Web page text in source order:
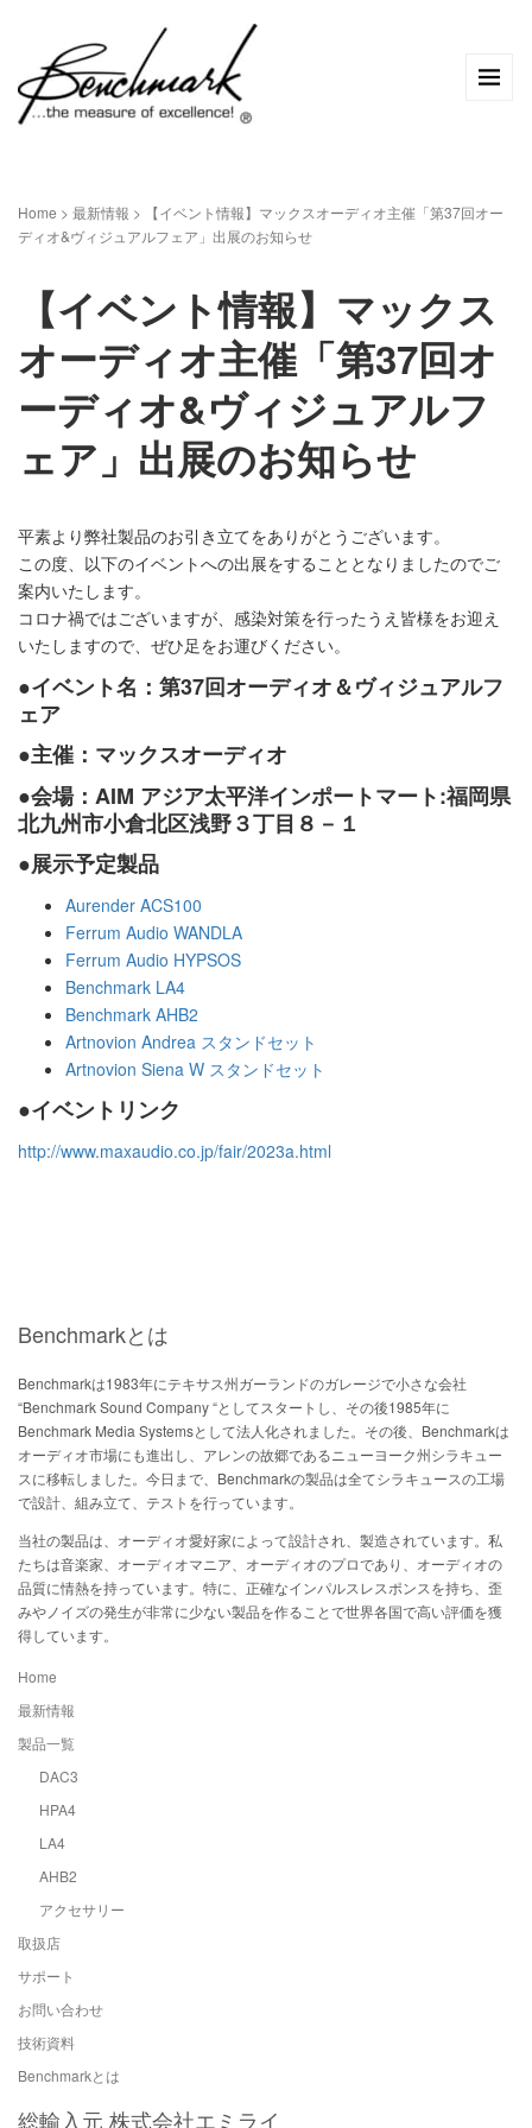
Home > 最新情報 >
【イベント情報】マックスオーディオ主催「第37回オー
ディオ&ヴィジュアルフェア」出展のお知らせ
【イベント情報】マックス
オーディオ主催「第37回オ
ーディオ&ヴィジュアルフ
ェア」出展のお知らせ
平素より弊社製品のお引き立てをありがとうございます。
この度、以下のイベントへの出展をすることとなりましたのでご
案内いたします。
コロナ禍ではございますが、感染対策を行ったうえ皆様をお迎え
いたしますので、ぜひ足をお運びください。
●イベント名：第37回オーディオ＆ヴィジュアルフ
ェア
●主催：マックスオーディオ
●会場： AIM アジア太平洋インポートマート:福岡県
北九州市小倉北区浅野３丁目８－１
●展示予定製品
Aurender ACS100
Ferrum Audio WANDLA
Ferrum Audio HYPSOS
Benchmark LA4
Benchmark AHB2
Artnovion Andrea スタンドセット
Artnovion Siena W スタンドセット
●イベントリンク
http://www.maxaudio.co.jp/fair/2023a.html
Benchmarkとは
Benchmarkは1983年にテキサス州ガーランドのガレージで小さな会社
“Benchmark Sound Company “としてスタートし、その後1985年に
Benchmark Media Systemsとして法人化されました。その後、Benchmarkは
オーディオ市場にも進出し、アレンの故郷であるニューヨーク州シラキュー
スに移転しました。今日まで、Benchmarkの製品は全てシラキュースの工場
で設計、組み立て、テストを行っています。
当社の製品は、オーディオ愛好家によって設計され、製造されています。私
たちは音楽家、オーディオマニア、オーディオのプロであり、オーディオの
品質に情熱を持っています。特に、正確なインパルスレスポンスを持ち、歪
みやノイズの発生が非常に少ない製品を作ることで世界各国で高い評価を獲
得しています。
Home
最新情報
製品一覧
DAC3
HPA4
LA4
AHB2
アクセサリー
取扱店
サポート
お問い合わせ
技術資料
Benchmarkとは
総輸入元 株式会社エミライ